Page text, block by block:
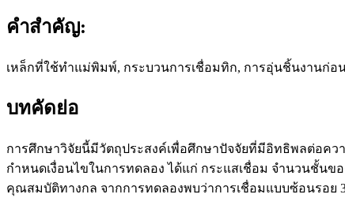
คำสำคัญ:
เหล็กที่ใช้ทำแม่พิมพ์, กระบวนการเชื่อมทิก, การอุ่นชิ้นงานก่อ
บทคัดย่อ
การศึกษาวิจัยนี้มีวัตถุประสงค์เพื่อศึกษาปัจจัยที่มีอิทธิพลต่อคว
กำหนดเงื่อนไขในการทดลอง ได้แก่ กระแสเชื่อม จำนวนชั้นข
คุณสมบัติทางกล จากการทดลองพบว่าการเชื่อมแบบซ้อนรอย